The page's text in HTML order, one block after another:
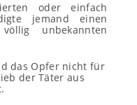
oder einfach
jemand einen
unbekannten
das Opfer nicht für
der Täter aus